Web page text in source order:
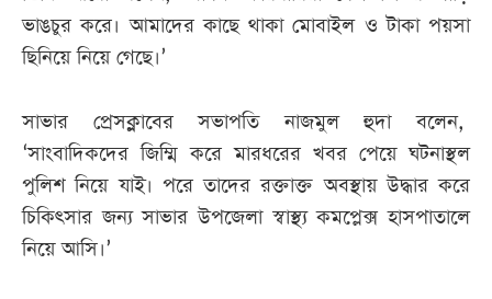
ভাঙচুর করে। আমাদের কাছে থাকা মোবাইল ও টাকা পয়সা
ছিনিয়ে নিয়ে গেছে।’
সাভার প্রেসক্লাবের সভাপতি নাজমুল হুদা বলেন,
‘সাংবাদিকদের জিম্মি করে মারধরের খবর পেয়ে ঘটনাস্থল
পুলিশ নিয়ে যাই। পরে তাদের রক্তাক্ত অবস্থায় উদ্ধার করে
চিকিৎসার জন্য সাভার উপজেলা স্বাস্থ্য কমপ্লেক্স হাসপাতালে
নিয়ে আসি।’